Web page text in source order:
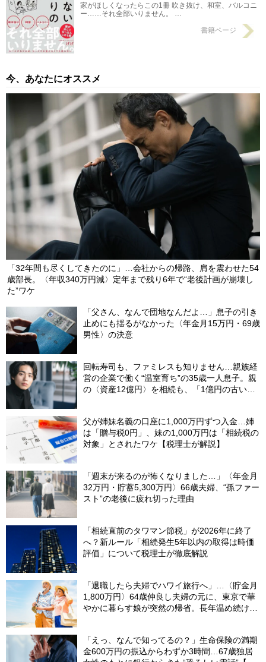
家がほしくなったらこの1冊 吹き抜け、和室、バルコニ
ー……それ全部いりません。 …
書籍ページ
今、あなたにオススメ
「32年間も尽くしてきたのに」…会社からの帰路、肩を震わせた54
歳部長。〈年収340万円減〉定年まで残り6年で“老後計画が崩壊し
た”ワケ
「父さん、なんで団地なんだよ…」息子の引き
止めにも揺るがなかった〈年金月15万円・69歳
男性〉の決意
回転寿司も、ファミレスも知りません…親族経
営の企業で働く“温室育ち”の35歳一人息子。親
の〈資産12億円〉を相続も、「1億円の古いビ
父が姉妹名義の口座に1,000万円ずつ入金…姉
は「贈与税0円」、妹の1,000万円は「相続税の
対象」とされたワケ【税理士が解説】
「週末が来るのが怖くなりました…」〈年金月
32万円・貯蓄5,300万円〉66歳夫婦、“孫ファー
スト”の老後に疲れ切った理由
「相続直前のタワマン節税」が2026年に終了
へ？新ルール「相続発生5年以内の取得は時価
評価」について税理士が徹底解説
「退職したら夫婦でハワイ旅行へ」…〈貯金月
1,800万円〉64歳仲良し夫婦の元に、東京で華
やかに暮らす娘が突然の帰省。長年温め続けた
「えっ、なんで知ってるの？」生命保険の満期
金600万円の振込からわずか3時間…67歳独居